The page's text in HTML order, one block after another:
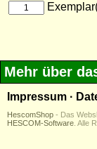
Mehr über
Impressum ·
HescomShop - Das
HESCOM-Software . Alle